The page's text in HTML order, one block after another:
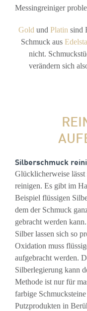
Messingreiniger
Gold und Platin sind
Schmuck aus
nicht.
verändern sich
Silberschmuck
Glücklicherweise
reinigen. Es gibt im
Beispiel flüssigen
dem der Schmuck
gebracht werden
Silber lassen sich so
Oxidation muss
aufgebracht werden.
Silberlegierung kann
Methode ist nur für
farbige
Putzprodukten in